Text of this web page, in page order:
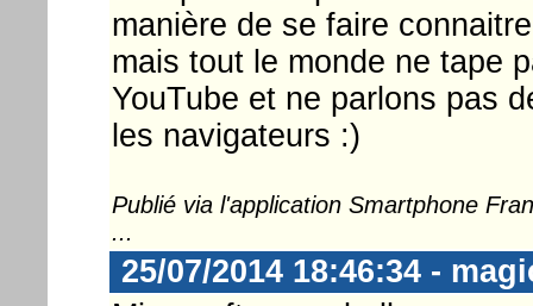
manière de se faire
mais tout le monde ne tape
YouTube et ne parlons pas
les navigateurs :)
Publié via l'application Smartphone
...
25/07/2014 18:46:34 -